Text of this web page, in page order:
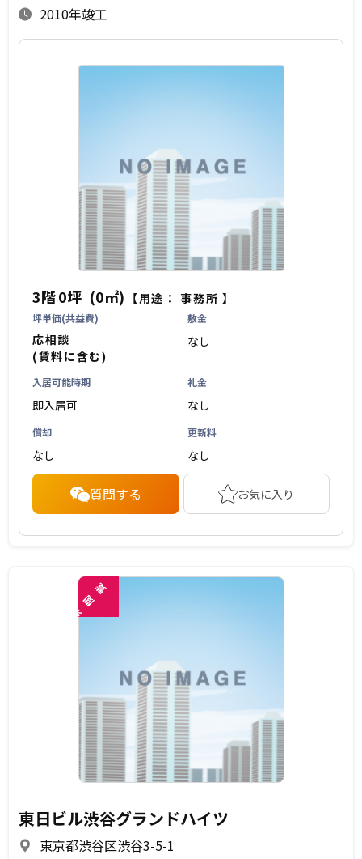
2010年竣工
3階0坪 (0㎡) 【用途：事務所 】
坪単価(共益費)
応相談
(賃料に含む)
敷金
なし
入居可能時期
即入居可
礼金
なし
償却
なし
更新料
なし
質問する お気に入り
未
閲
覧
東日ビル渋谷グランドハイツ
東京都渋谷区渋谷3-5-1